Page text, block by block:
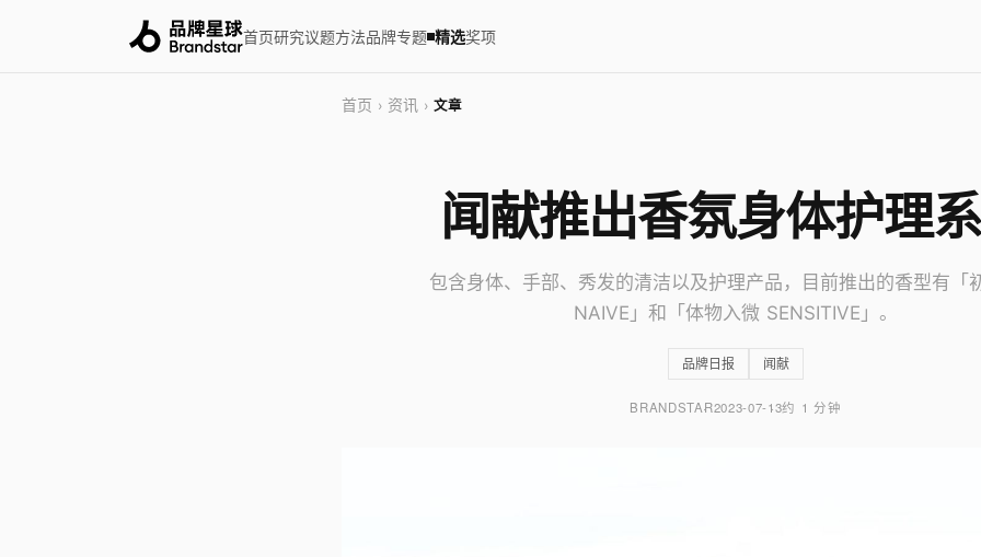
首页研究议题方法品牌专题 精选奖项
首页 › 资讯 › 文章
闻献推出香氛身体护理
包含身体、手部、秀发的清洁以及护理产品，目前推出的香型有「
NAIVE」和「体物入微 SENSITIVE」。
品牌日报 闻献
BRANDSTAR2023-07-13约 1 分钟